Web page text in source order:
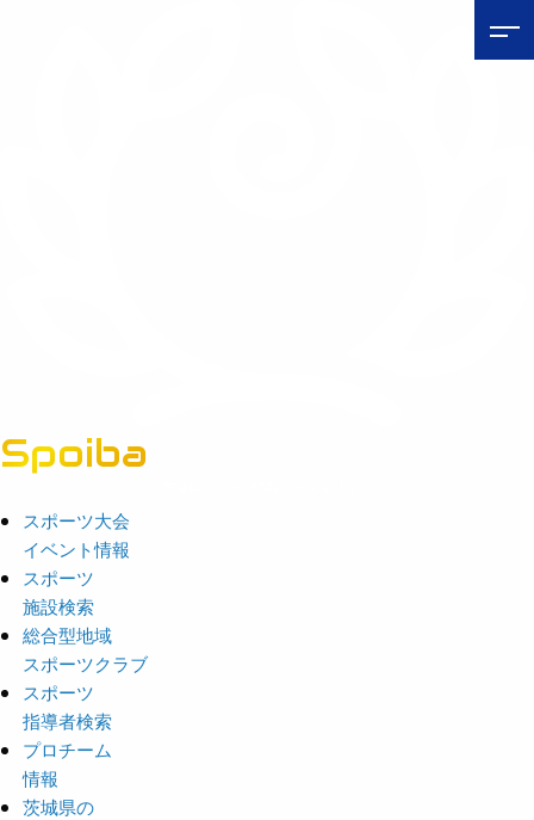
Spoiba
スポーツ大会
イベント情報
スポーツ
施設検索
総合型地域
スポーツクラブ
スポーツ
指導者検索
プロチーム
情報
茨城県の